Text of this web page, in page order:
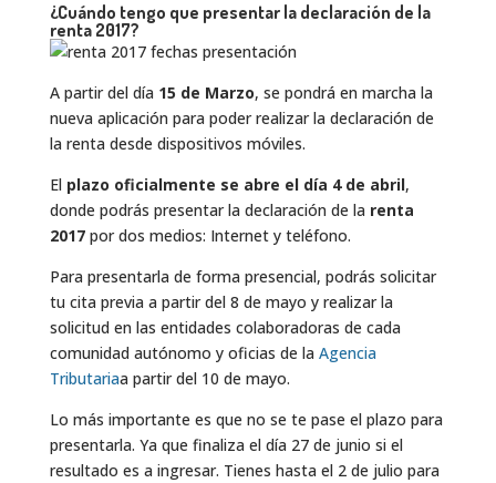
¿Cuándo tengo que presentar la declaración de la
renta 2017?
A partir del día 15 de Marzo, se pondrá en marcha la
nueva aplicación para poder realizar la declaración de
la renta desde dispositivos móviles.
El plazo oficialmente se abre el día 4 de abril,
donde podrás presentar la declaración de la renta
2017por dos medios: Internet y teléfono.
Para presentarla de forma presencial, podrás solicitar
tu cita previa a partir del 8 de mayo y realizar la
solicitud en las entidades colaboradoras de cada
comunidad autónomo y oficias de la Agencia
Tributariaa partir del 10 de mayo.
Lo más importante es que no se te pase el plazo para
presentarla. Ya que finaliza el día 27 de junio si el
resultado es a ingresar. Tienes hasta el 2 de julio para